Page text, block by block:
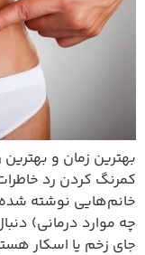
بهترین زمان و
کمرنگ کردن رد
خانم‌هایی نوشته شده
چه موارد درمانی)